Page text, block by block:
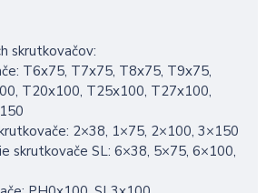
skrutkovačov:
T6x75, T7x75, T8x75, T9x75,
T20x100, T25x100, T27x100,
2×38, 1×75, 2×100, 3×150
skrutkovače SL: 6×38, 5×75, 6×100,